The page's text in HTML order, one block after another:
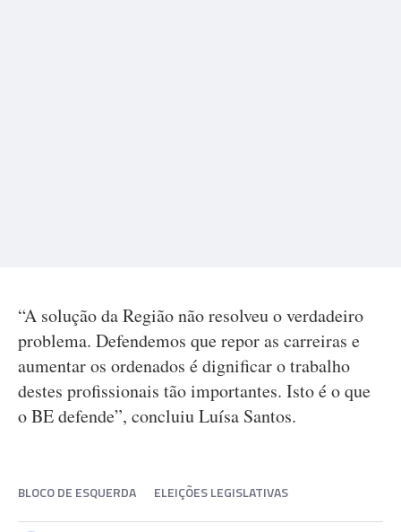
“A solução da Região não resolveu o verdadeiro
problema. Defendemos que repor as carreiras e
aumentar os ordenados é dignificar o trabalho
destes profissionais tão importantes. Isto é o que
o BE defende”, concluiu Luísa Santos.
BLOCO DE ESQUERDA ELEIÇÕES LEGISLATIVAS